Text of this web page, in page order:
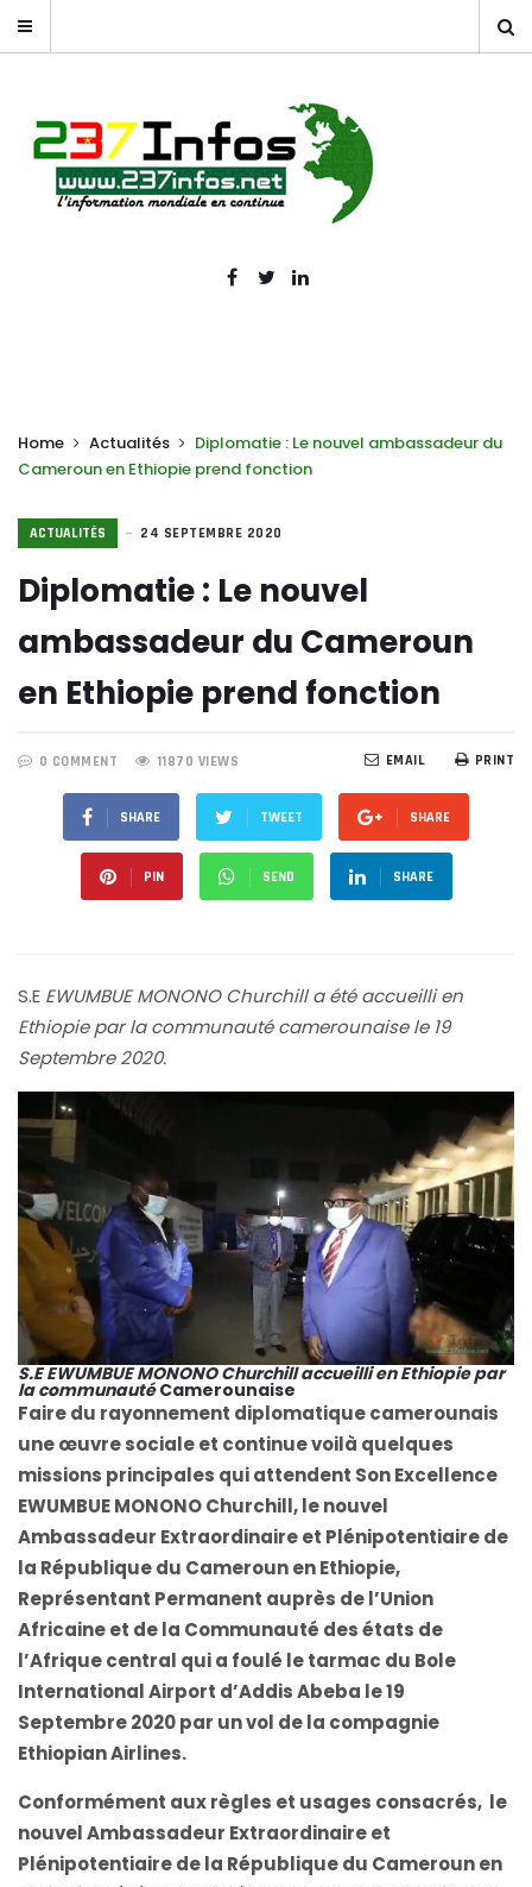
Home Actualités
Diplomatie : Le nouvel ambassadeur du
Cameroun en Ethiopie prend fonction
ACTUALITÉS 24 SEPTEMBRE 2020
Diplomatie : Le nouvel
ambassadeur du Cameroun
en Ethiopie prend fonction
0 COMMENT 11870 VIEWS PRINT
EMAIL
SHARE TWEET SHARE
PIN SEND SHARE
S.E EWUMBUE MONONO Churchill a été accueilli en
Ethiopie par la communauté camerounaise le 19
Septembre 2020.
S.E EWUMBUE MONONO Churchill accueilli en Ethiopie par
la communautéCamerounaise
Faire du rayonnement diplomatique camerounais
une œuvre sociale et continue voilà quelques
missions principales qui attendent Son Excellence
EWUMBUE MONONO Churchill, le nouvel
Ambassadeur Extraordinaire et Plénipotentiaire de
la République du Cameroun en Ethiopie,
Représentant Permanent auprès de l’Union
Africaine et de la Communauté des états de
l’Afrique central qui a foulé le tarmac du Bole
International Airport d’Addis Abeba le 19
Septembre 2020 par un vol de la compagnie
Ethiopian Airlines.
Conformément aux règles et usages consacrés, le
nouvel Ambassadeur Extraordinaire et
Plénipotentiaire de la République du Cameroun en